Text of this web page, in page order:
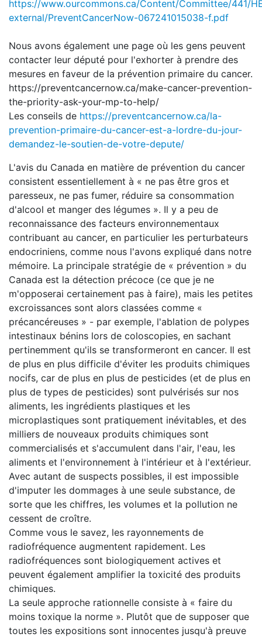
https://www.ourcommons.ca/Content/Committee/441/
external/PreventCancerNow-067241015038-f.pdf
Nous avons également une page où les gens peuvent
contacter leur député pour l'exhorter à prendre des
mesures en faveur de la prévention primaire du cancer.
https://preventcancernow.ca/make-cancer-prevention-
the-priority-ask-your-mp-to-help/
Les conseils de https://preventcancernow.ca/la-
prevention-primaire-du-cancer-est-a-lordre-du-jour-
demandez-le-soutien-de-votre-depute/
L'avis du Canada en matière de prévention du cancer
consistent essentiellement à « ne pas être gros et
paresseux, ne pas fumer, réduire sa consommation
d'alcool et manger des légumes ». Il y a peu de
reconnaissance des facteurs environnementaux
contribuant au cancer, en particulier les perturbateurs
endocriniens, comme nous l'avons expliqué dans notre
mémoire. La principale stratégie de « prévention » du
Canada est la détection précoce (ce que je ne
m'opposerai certainement pas à faire), mais les petites
excroissances sont alors classées comme «
précancéreuses » - par exemple, l'ablation de polypes
intestinaux bénins lors de coloscopies, en sachant
pertinemment qu'ils se transformeront en cancer. Il est
de plus en plus difficile d'éviter les produits chimiques
nocifs, car de plus en plus de pesticides (et de plus en
plus de types de pesticides) sont pulvérisés sur nos
aliments, les ingrédients plastiques et les
microplastiques sont pratiquement inévitables, et des
milliers de nouveaux produits chimiques sont
commercialisés et s'accumulent dans l'air, l'eau, les
aliments et l'environnement à l'intérieur et à l'extérieur.
Avec autant de suspects possibles, il est impossible
d'imputer les dommages à une seule substance, de
sorte que les chiffres, les volumes et la pollution ne
cessent de croître.
Comme vous le savez, les rayonnements de
radiofréquence augmentent rapidement. Les
radiofréquences sont biologiquement actives et
peuvent également amplifier la toxicité des produits
chimiques.
La seule approche rationnelle consiste à « faire du
moins toxique la norme ». Plutôt que de supposer que
toutes les expositions sont innocentes jusqu'à preuve